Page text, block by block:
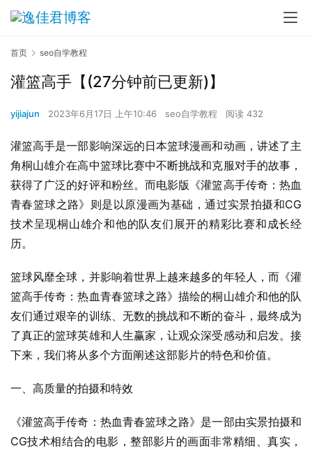
首页 seo自学教程
灌篮高手【(27分钟前已更新)】
yijiajun 2023年6月17日 上午10:46 seo自学教程 阅读 432
灌篮高手是一部影响深远的日本篮球漫画和动画，讲述了主
角桐山雄介在高中篮球比赛中不断挑战和克服对手的故事，
获得了广泛的好评和粉丝。而电影版《灌篮高手传奇：热血
青春篮球之路》则是以原漫画为基础，通过实景拍摄和CG
技术呈现桐山雄介和他的队友们展开的精彩比赛和成长经
历。
篮球风靡全球，并影响着世界上越来越多的年轻人，而《灌
篮高手传奇：热血青春篮球之路》描绘的桐山雄介和他的队
友们通过艰辛的训练、无数的挑战和不断的奋斗，最终成为
了真正的篮球英雄和人生赢家，让观众深受感动和启发。接
下来，我们将从多个方面阐述这部影片的特色和价值。
一、高质量的拍摄和特效
《灌篮高手传奇：热血青春篮球之路》是一部由实景拍摄和
CG技术相结合的电影，整部影片的画面非常精细、真实，